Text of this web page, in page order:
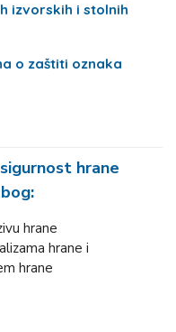
izvorskih i stolnih
o zaštiti oznaka
hrane
hrane
hrane i
hrane